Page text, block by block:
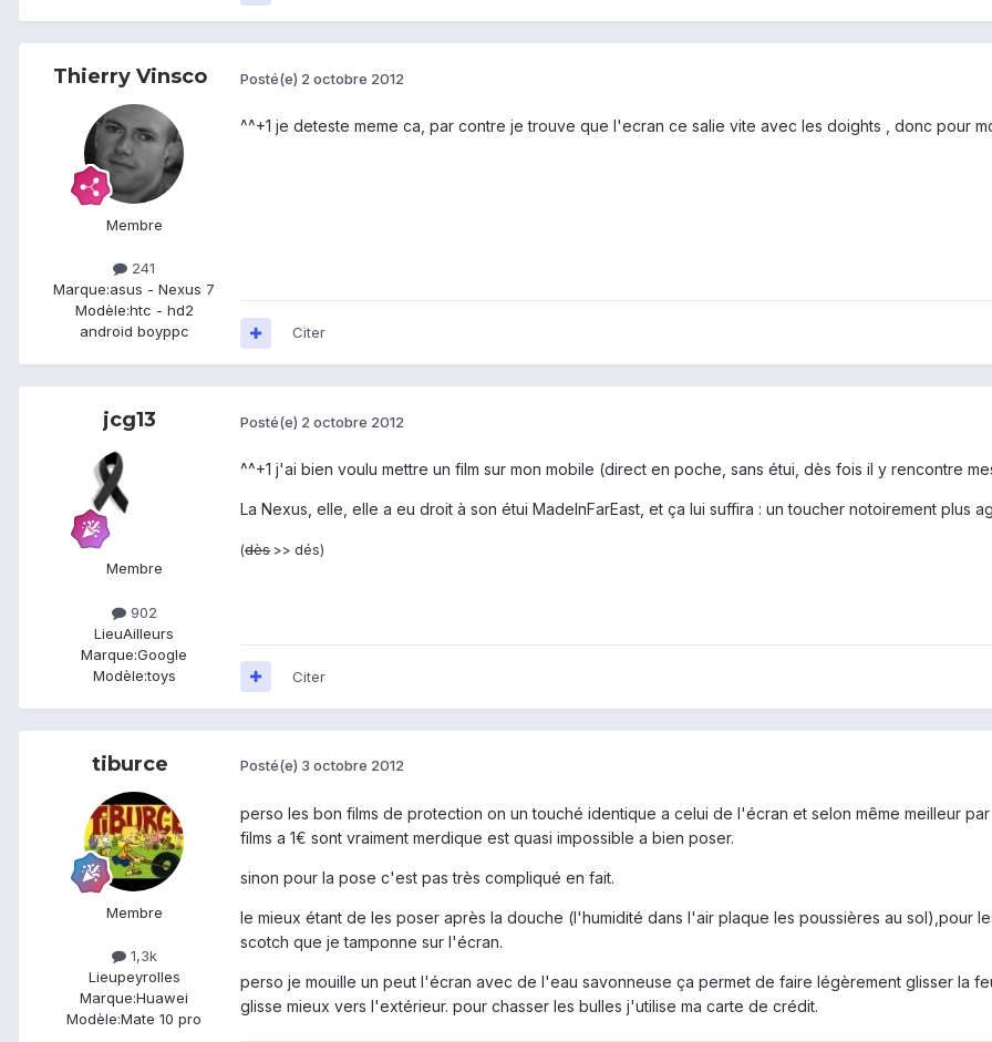
Thierry Vinsco
Membre
241
Marque:asus - Nexus 7
Modèle:htc - hd2
android boyppc
Posté(e) 2 octobre 2012
^^+1 je deteste meme ca, par contre je trouve que l'ecran ce salie vite avec les doights , donc pour
Citer
jcg13
Membre
902
LieuAilleurs
Marque:Google
Modèle:toys
Posté(e) 2 octobre 2012
^^+1 j'ai bien voulu mettre un film sur mon mobile (direct en poche, sans étui, dès fois il y rencontre
La Nexus, elle, elle a eu droit à son étui MadeInFarEast, et ça lui suffira : un toucher notoirement plus
(dès >> dés)
Citer
tiburce
Membre
1,3k
Lieupeyrolles
Marque:Huawei
Modèle:Mate 10 pro
Posté(e) 3 octobre 2012
perso les bon films de protection on un touché identique a celui de l'écran et selon même meilleur
films a 1€ sont vraiment merdique est quasi impossible a bien poser.
sinon pour la pose c'est pas très compliqué en fait.
le mieux étant de les poser après la douche (l'humidité dans l'air plaque les poussières au sol),pour
scotch que je tamponne sur l'écran.
perso je mouille un peut l'écran avec de l'eau savonneuse ça permet de faire légèrement glisser la
glisse mieux vers l'extérieur. pour chasser les bulles j'utilise ma carte de crédit.